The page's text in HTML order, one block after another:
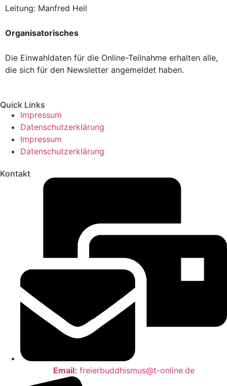
Leitung: Manfred Heil
Organisatorisches
Die Einwahldaten für die Online-Teilnahme erhalten alle,
die sich für den Newsletter angemeldet haben.
Quick Links
Impressum
Datenschutzerklärung
Impressum
Datenschutzerklärung
Kontakt
Email: freierbuddhismus@t-online.de